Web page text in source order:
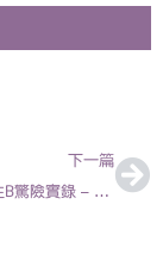
下一篇
疫情下懷孕與生B驚險實錄 – 陳欣永 兒科專科醫生